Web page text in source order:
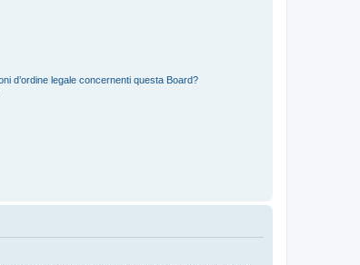
d’ordine legale concernenti questa Board?